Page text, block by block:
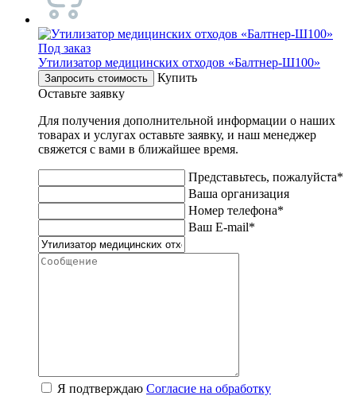
Под заказ
Утилизатор медицинских отходов «Балтнер-Ш100»
Запросить стоимость
Купить
Оставьте заявку
Для получения дополнительной информации о наших
товарах и услугах оставьте заявку, и наш менеджер
свяжется с вами в ближайшее время.
Представьтесь, пожалуйста*
Ваша организация
Номер телефона*
Ваш E-mail*
Я подтверждаю Согласие на обработку